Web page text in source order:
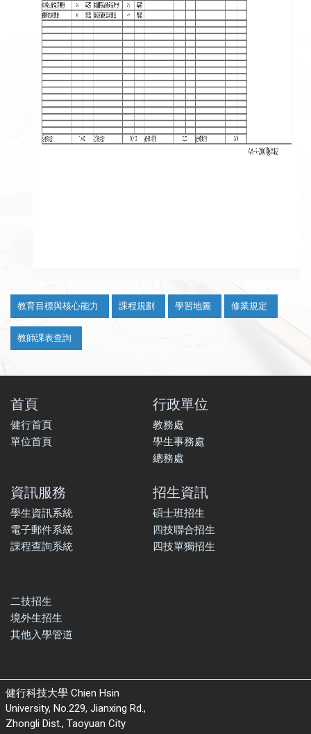
教育目標與核心能力 課程規劃 學習地圖 修業規定
教師課表查詢
首頁
健行首頁
單位首頁
行政單位
教務處
學生事務處
總務處
資訊服務
學生資訊系統
電子郵件系統
課程查詢系統
招生資訊
碩士班招生
四技聯合招生
四技單獨招生
二技招生
境外生招生
其他入學管道
健行科技大學 Chien Hsin
University, No.229, Jianxing Rd.,
Zhongli Dist., Taoyuan City